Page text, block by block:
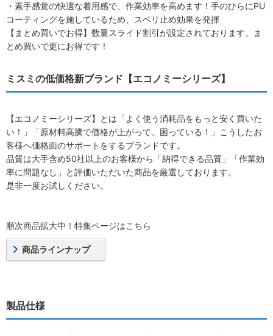
・素手感覚の快適な着用感で、作業効率を高めます！手のひらにPU
コーティングを施しているため、スベリ止め効果を発揮
【まとめ買いでお得】数量スライド割引が設定されております。ま
とめ買いで更にお得です！
ミスミの低価格新ブランド【エコノミーシリーズ】
【エコノミーシリーズ】とは「よく使う消耗品をもっと安く買いた
い！」「原材料高騰で価格が上がって、困っている！」こうしたお
客様へ価格面のサポートをするブランドです。
品質は大手含め50社以上のお客様から「納得できる品質」「作業効
率に問題なし」と評価いただいた商品を厳選しております。
是非一度お試しください。
順次商品拡大中！特集ページはこちら
商品ラインナップ
製品仕様